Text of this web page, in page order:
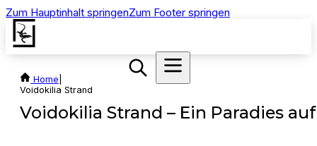
Zum Hauptinhalt springenZum Footer springen
Home
Voidokilia Strand
Voidokilia Strand – Ein Paradies